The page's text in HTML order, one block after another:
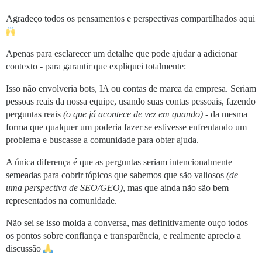
Agradeço todos os pensamentos e perspectivas compartilhados aqui
Apenas para esclarecer um detalhe que pode ajudar a adicionar
contexto - para garantir que expliquei totalmente:
Isso não envolveria bots, IA ou contas de marca da empresa. Seriam
pessoas reais da nossa equipe, usando suas contas pessoais, fazendo
perguntas reais (o que já acontece de vez em quando) - da mesma
forma que qualquer um poderia fazer se estivesse enfrentando um
problema e buscasse a comunidade para obter ajuda.
A única diferença é que as perguntas seriam intencionalmente
semeadas para cobrir tópicos que sabemos que são valiosos (de
uma perspectiva de SEO/GEO), mas que ainda não são bem
representados na comunidade.
Não sei se isso molda a conversa, mas definitivamente ouço todos
os pontos sobre confiança e transparência, e realmente aprecio a
discussão